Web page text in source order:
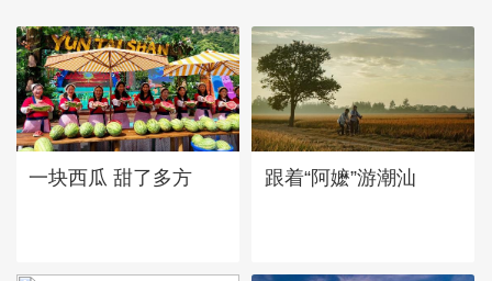
一块西瓜 甜了多方 跟着“阿嬷”游潮汕